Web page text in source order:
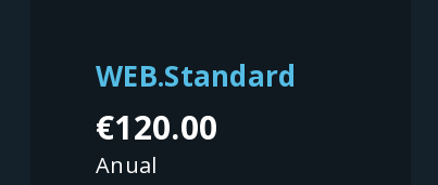
WEB.Standard
€120.00
Anual